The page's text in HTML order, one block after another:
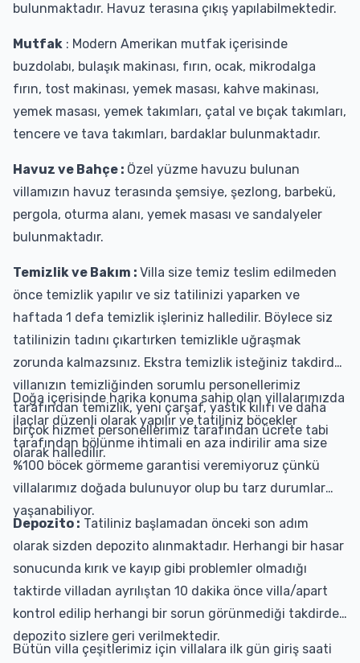
bulunmaktadır. Havuz terasına çıkış yapılabilmektedir.
Mutfak : Modern Amerikan mutfak içerisinde
buzdolabı, bulaşık makinası, fırın, ocak, mikrodalga
fırın, tost makinası, yemek masası, kahve makinası,
yemek masası, yemek takımları, çatal ve bıçak takımları,
tencere ve tava takımları, bardaklar bulunmaktadır.
Havuz ve Bahçe : Özel yüzme havuzu bulunan
villamızın havuz terasında şemsiye, şezlong, barbekü,
pergola, oturma alanı, yemek masası ve sandalyeler
bulunmaktadır.
Temizlik ve Bakım : Villa size temiz teslim edilmeden
önce temizlik yapılır ve siz tatilinizi yaparken ve
haftada 1 defa temizlik işleriniz halledilir. Böylece siz
tatilinizin tadını çıkartırken temizlikle uğraşmak
zorunda kalmazsınız. Ekstra temizlik isteğiniz takdirde
villanızın temizliğinden sorumlu personellerimiz
tarafından temizlik, yeni çarşaf, yastık kılıfı ve daha
birçok hizmet personellerimiz tarafından ücrete tabi
olarak halledilir.
Doğa içerisinde harika konuma sahip olan villalarımızda
ilaçlar düzenli olarak yapılır ve tatiliniz böcekler
tarafından bölünme ihtimali en aza indirilir ama size
%100 böcek görmeme garantisi veremiyoruz çünkü
villalarımız doğada bulunuyor olup bu tarz durumlar
yaşanabiliyor.
Depozito : Tatiliniz başlamadan önceki son adım
olarak sizden depozito alınmaktadır. Herhangi bir hasar
sonucunda kırık ve kayıp gibi problemler olmadığı
taktirde villadan ayrılıştan 10 dakika önce villa/apart
kontrol edilip herhangi bir sorun görünmediği takdirde
depozito sizlere geri verilmektedir.
Bütün villa çeşitlerimiz için villalara ilk gün giriş saati